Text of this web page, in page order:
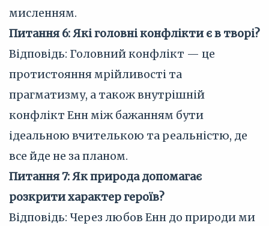
мисленням.
Питання 6: Які головні конфлікти є в творі?
Відповідь: Головний конфлікт — це
протистояння мрійливості та
прагматизму, а також внутрішній
конфлікт Енн між бажанням бути
ідеальною вчителькою та реальністю, де
все йде не за планом.
Питання 7: Як природа допомагає
розкрити характер героїв?
Відповідь: Через любов Енн до природи ми